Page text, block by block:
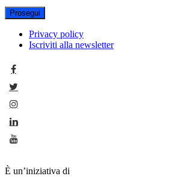
Prosegui
Privacy policy
Iscriviti alla newsletter
È un’iniziativa di